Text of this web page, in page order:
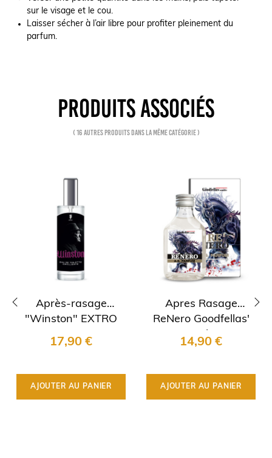
sur le visage et le cou.
Laisser sécher à l’air libre pour profiter pleinement du
parfum.
PRODUITS ASSOCIÉS
( 16 autres produits dans la même catégorie )
Après-rasage
"Winston" EXTRO
Cosmesi new
17,90 €
AJOUTER AU PANIER
Apres Rasage
ReNero Goodfellas'
smile
14,90 €
AJOUTER AU PANIER